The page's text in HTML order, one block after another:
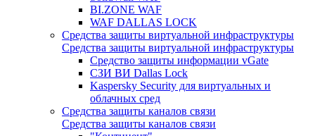
BI.ZONE WAF
WAF DALLAS LOCK
Средства защиты виртуальной инфраструктуры
Средства защиты виртуальной инфраструктуры
Средство защиты информации vGate
СЗИ ВИ Dallas Lock
Kaspersky Security для виртуальных и
облачных сред
Средства защиты каналов связи
Средства защиты каналов связи